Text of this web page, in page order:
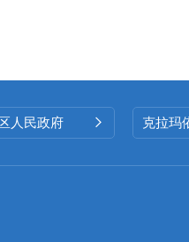
人民政府  克拉玛